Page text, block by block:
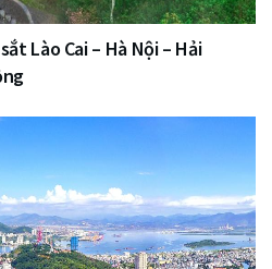
Lào Cai – Hà Nội – Hải